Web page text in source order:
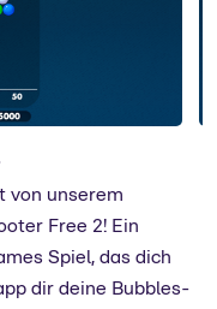
von unserem
Free 2! Ein
Spiel, das dich
dir deine Bubbles-